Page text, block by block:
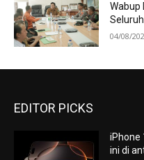
Wabup
04/08/
EDITOR PICKS
iPhone
ini di